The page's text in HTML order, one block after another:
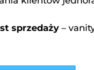
sprzedaży –